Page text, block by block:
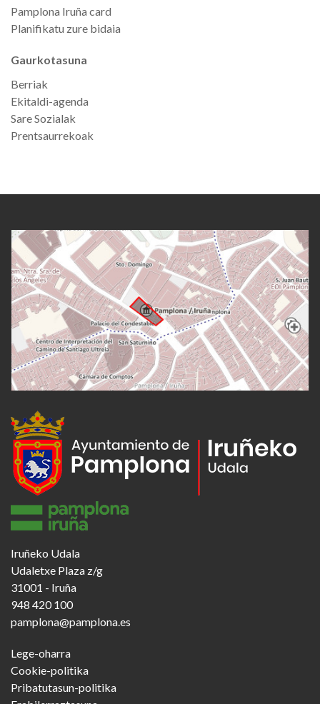
Pamplona Iruña card
Planifikatu zure bidaia
Gaurkotasuna
Berriak
Ekitaldi-agenda
Sare Sozialak
Prentsaurrekoak
Iruñeko Udala
Udaletxe Plaza z/g
31001 - Iruña
948 420 100
pamplona@pamplona.es
Footer
menu
Lege-oharra
Cookie-politika
Pribatutasun-politika